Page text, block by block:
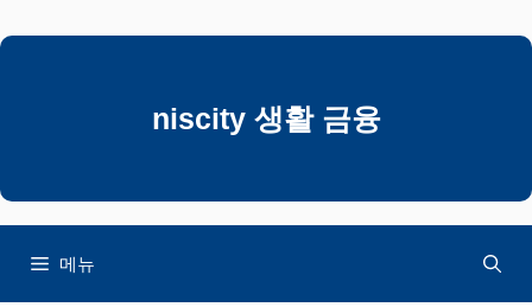
텐
뛰
niscity 생활 금융
메뉴